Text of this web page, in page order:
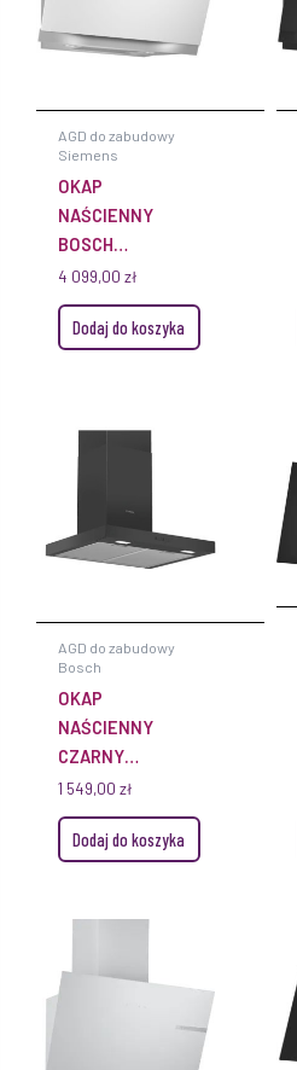
AGD do zabudowy
Siemens
OKAP
NAŚCIENNY
BOSCH
DWK91LT20 90
CM SERIE 8 BIAŁE
SZKŁO
4 099,00 zł
Dodaj do koszyka
AGD do zabudowy
Bosch
OKAP
NAŚCIENNY
CZARNY
DWB66BC60
BOSCH SERIE 2
1 549,00 zł
Dodaj do koszyka